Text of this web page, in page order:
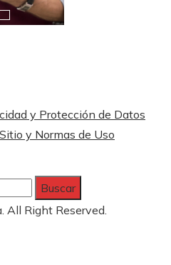
y Protección de Datos
y Normas de Uso
Right Reserved.